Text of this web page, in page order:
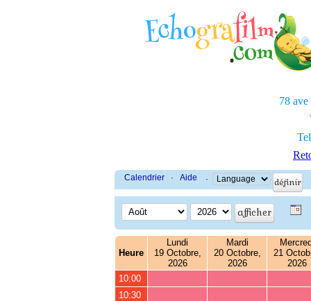
78 ave
Calendrier · Aide ·
Heure
Lundi
19 Octobre,
2026
Mardi
20 Octobre,
2026
21
2026
10:00
10:30